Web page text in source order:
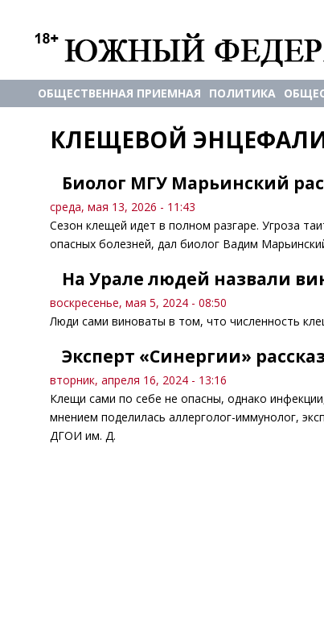
ОБЩЕСТВЕННАЯ ПРИЕМНАЯ ПОЛИТИКА
КЛЕЩЕВОЙ
Биолог МГУ Марьинский
среда, мая 13, 2026 - 11:43
Сезон клещей идет в полном разгаре. Угроза
опасных болезней, дал биолог Вадим
На Урале людей назвали
воскресенье, мая 5, 2024 - 08:50
Люди сами виноваты в том, что численность
Эксперт «Синергии»
вторник, апреля 16, 2024 - 13:16
Клещи сами по себе не опасны, однако
мнением поделилась аллерголог-иммунолог,
ДГОИ им. Д.